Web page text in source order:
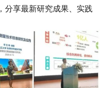
分享最新研究成果、实践